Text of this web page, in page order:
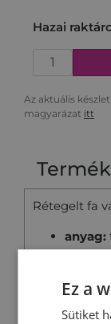
Hazai
Az aktuális
magyarázat itt
Rétegelt fa
anyag:
ajánlás:
Supra,
Ez a
Sütiket